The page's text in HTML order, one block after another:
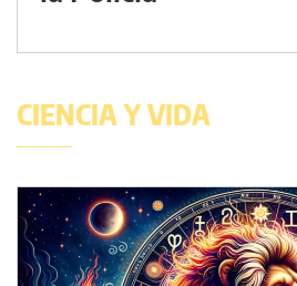
CIENCIA Y VIDA